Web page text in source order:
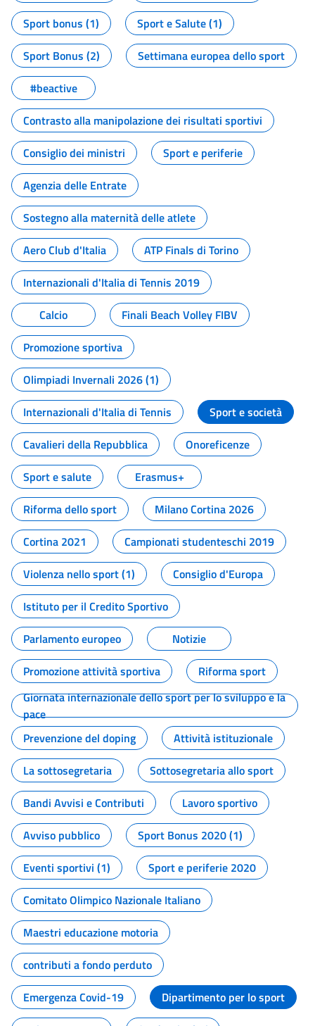
Sport bonus (1)
Sport e Salute (1)
Sport Bonus (2)
Settimana europea dello sport
#beactive
Contrasto alla manipolazione dei risultati sportivi
Consiglio dei ministri
Sport e periferie
Agenzia delle Entrate
Sostegno alla maternità delle atlete
Aero Club d'Italia
ATP Finals di Torino
Internazionali d'Italia di Tennis 2019
Calcio
Finali Beach Volley FIBV
Promozione sportiva
Olimpiadi Invernali 2026 (1)
Internazionali d'Italia di Tennis
Sport e società
Cavalieri della Repubblica
Onoreficenze
Sport e salute
Erasmus+
Riforma dello sport
Milano Cortina 2026
Cortina 2021
Campionati studenteschi 2019
Violenza nello sport (1)
Consiglio d'Europa
Istituto per il Credito Sportivo
Parlamento europeo
Notizie
Promozione attività sportiva
Riforma sport
Giornata internazionale dello sport per lo sviluppo e la
pace
Prevenzione del doping
Attività istituzionale
La sottosegretaria
Sottosegretaria allo sport
Bandi Avvisi e Contributi
Lavoro sportivo
Avviso pubblico
Sport Bonus 2020 (1)
Eventi sportivi (1)
Sport e periferie 2020
Comitato Olimpico Nazionale Italiano
Maestri educazione motoria
contributi a fondo perduto
Emergenza Covid-19
Dipartimento per lo sport